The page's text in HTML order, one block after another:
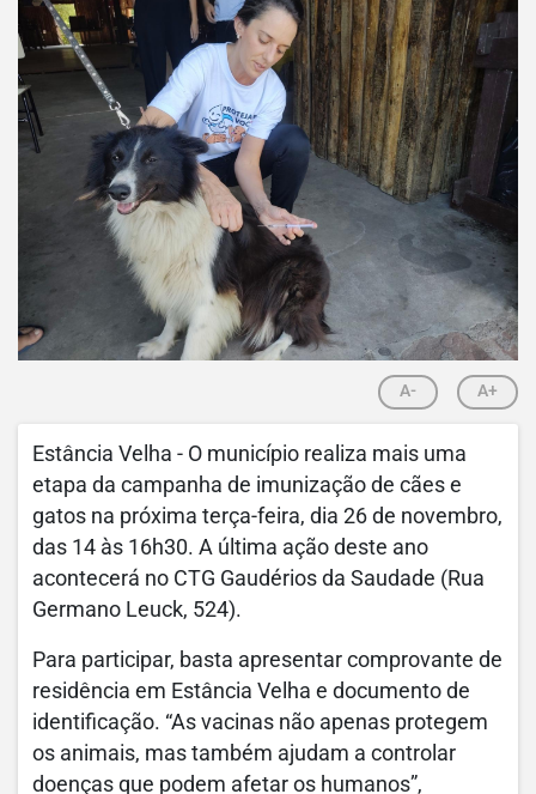
A- A+
Estância Velha - O município realiza mais uma
etapa da campanha de imunização de cães e
gatos na próxima terça-feira, dia 26 de novembro,
das 14 às 16h30. A última ação deste ano
acontecerá no CTG Gaudérios da Saudade (Rua
Germano Leuck, 524).
Para participar, basta apresentar comprovante de
residência em Estância Velha e documento de
identificação. “As vacinas não apenas protegem
os animais, mas também ajudam a controlar
doenças que podem afetar os humanos”,